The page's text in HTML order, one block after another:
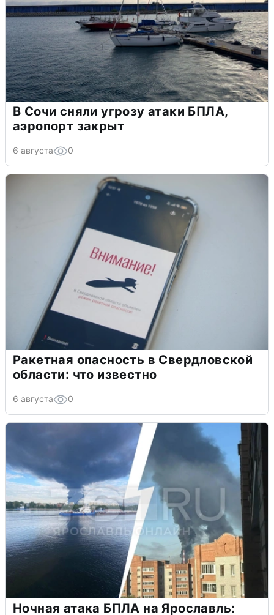
В Сочи сняли угрозу атаки БПЛА,
аэропорт закрыт
6 августа 0
Ракетная опасность в Свердловской
области: что известно
6 августа 0
Ночная атака БПЛА на Ярославль: